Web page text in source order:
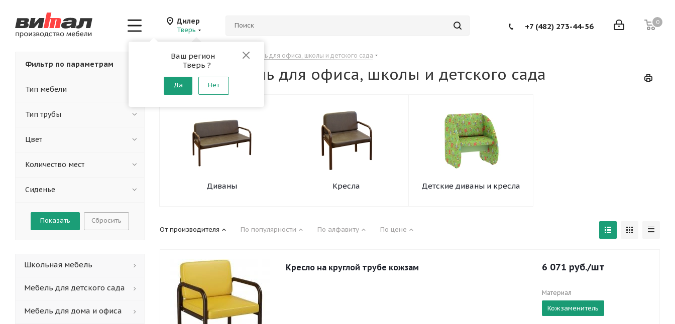
Дилер
Тверь
Ваш регион
Тверь ?
Да Нет
0
+7 (482) 273-44-56
Главная - Каталог Мягкая мебель для офиса, школы и детского сада
Мягкая мебель для офиса, школы и детского сада
Диваны Кресла Детские диваны и кресла
От производителя По популярности По алфавиту По цене
Кресло на круглой трубе кожзам 6 071 руб./шт
Материал
Кожзаменитель
Фильтр по параметрам
Тип мебели
Тип трубы
Цвет
Количество мест
Сиденье
Сбросить
Школьная мебель
Мебель для детского сада
Мебель для дома и офиса